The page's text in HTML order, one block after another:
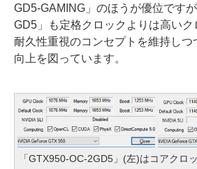
GD5-GAMING」のほうが優位です
GD5」も定格クロックよりは高い
耐久性重視のコンセプトを維持しつ
向上を図っています。
「GTX950-OC-2GD5」(左)はコアクロ